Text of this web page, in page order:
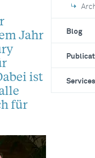
Jahr
ist
für
Blog
Services